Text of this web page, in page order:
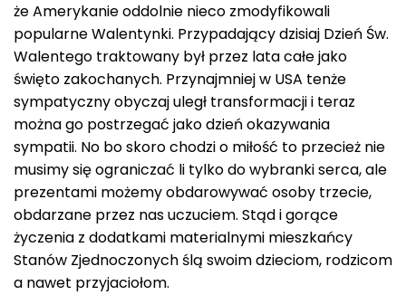
że Amerykanie oddolnie nieco zmodyfikowali
popularne Walentynki. Przypadający dzisiaj Dzień Św.
Walentego traktowany był przez lata całe jako
święto zakochanych. Przynajmniej w USA tenże
sympatyczny obyczaj uległ transformacji i teraz
można go postrzegać jako dzień okazywania
sympatii. No bo skoro chodzi o miłość to przecież nie
musimy się ograniczać li tylko do wybranki serca, ale
prezentami możemy obdarowywać osoby trzecie,
obdarzane przez nas uczuciem. Stąd i gorące
życzenia z dodatkami materialnymi mieszkańcy
Stanów Zjednoczonych ślą swoim dzieciom, rodzicom
a nawet przyjaciołom.